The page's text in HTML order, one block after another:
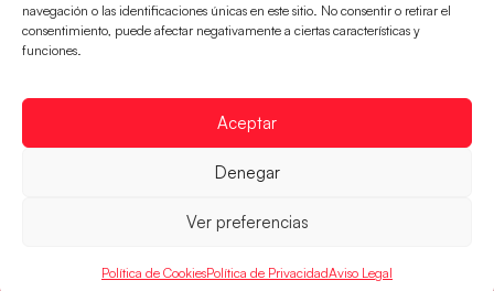
navegación o las identificaciones únicas en este sitio. No consentir o retirar el
consentimiento, puede afectar negativamente a ciertas características y
funciones.
Aceptar
Denegar
Ver preferencias
Política de CookiesPolítica de PrivacidadAviso Legal
Las Guerreras Juveniles lucharán por el oro
mundialista
El conjunto dirigido por Cristina Cabeza se lleva la
LEER MÁS